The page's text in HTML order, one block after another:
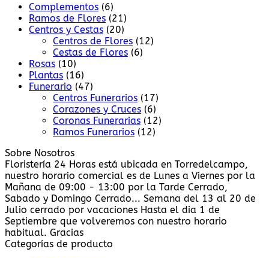
Complementos (6)
Ramos de Flores (21)
Centros y Cestas (20)
Centros de Flores (12)
Cestas de Flores (6)
Rosas (10)
Plantas (16)
Funerario (47)
Centros Funerarios (17)
Corazones y Cruces (6)
Coronas Funerarias (12)
Ramos Funerarios (12)
Sobre Nosotros
Floristería 24 Horas está ubicada en Torredelcampo,
nuestro horario comercial es de Lunes a Viernes por la
Mañana de 09:00 - 13:00 por la Tarde Cerrado,
Sabado y Domingo Cerrado... Semana del 13 al 20 de
Julio cerrado por vacaciones Hasta el dia 1 de
Septiembre que volveremos con nuestro horario
habitual. Gracias
Categorías de producto